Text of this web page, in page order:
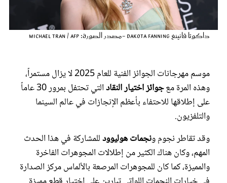
داكوتا فانينغ Dakota Fanning -مصدر الصورة: Michael Tran / AFP
موسم مهرجانات الجوائز الفنية للعام 2025 لا يزال مستمراً،
وهذه المرة معجوائز اختيار النقاد
التي تحتفل بمرور 30 عاماً
على إطلاقها للاحتفاء بأعظم الإنجازات في عالم السينما
والتلفزيون.
وقد تقاطر نجوم ونجمات هوليوودللمشاركة في هذا الحدث
المهم، وكان هناك الكثير من إطلالات المجوهرات الفاخرة
والمميزة، كما كان للمجوهرات المرصعة بالألماس مركز الصدارة
مجلة سيدتي
غلاف رفمي